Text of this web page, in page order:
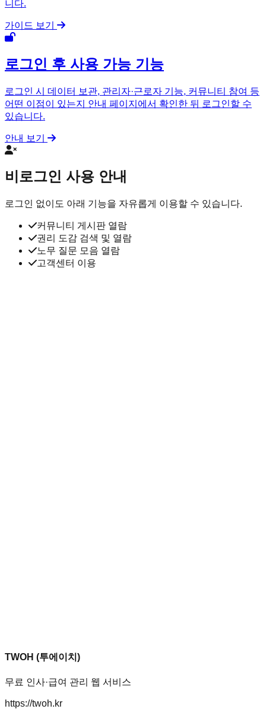
니다.
가이드 보기
로그인 후 사용 가능 기능
로그인 시 데이터 보관, 관리자·근로자 기능, 커뮤니티 참여 등
어떤 이점이 있는지 안내 페이지에서 확인한 뒤 로그인할 수
있습니다.
안내 보기
비로그인 사용 안내
로그인 없이도 아래 기능을 자유롭게 이용할 수 있습니다.
커뮤니티 게시판 열람
권리 도감 검색 및 열람
노무 질문 모음 열람
고객센터 이용
TWOH (투에이치)
무료 인사·급여 관리 웹 서비스
https://twoh.kr